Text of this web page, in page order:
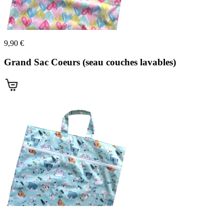
9,90 €
Grand Sac Coeurs (seau couches lavables)